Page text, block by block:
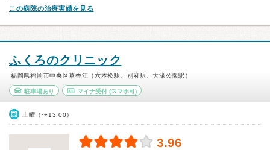
この病院の治療実績を見る
ふくろのクリニック
福岡県福岡市中央区草香江（六本松駅、別府駅、大濠公園駅）
駐車場あり マイナ受付(スマホ可)
土曜（〜13:00）
3.96